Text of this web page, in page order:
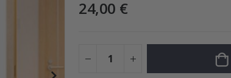
11,00 €
24,00 €